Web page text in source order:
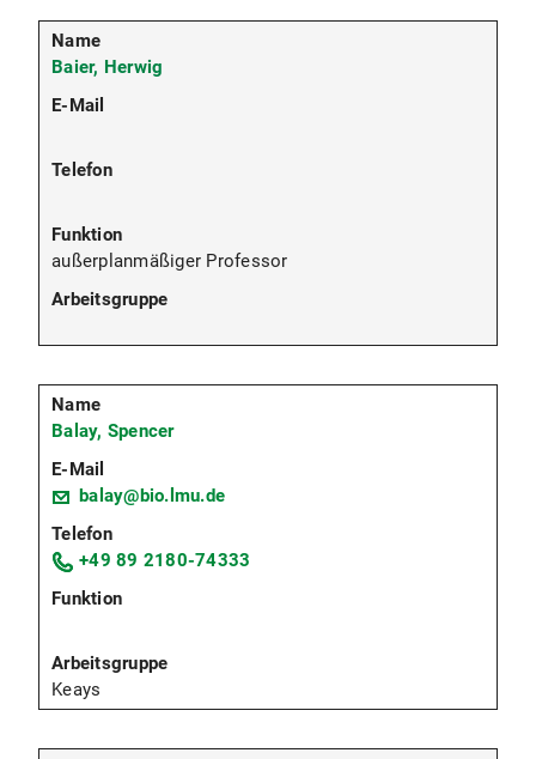
Baier, Herwig
außerplanmäßiger Professor
Balay, Spencer
balay@bio.lmu.de
+49 89 2180-74333
Keays